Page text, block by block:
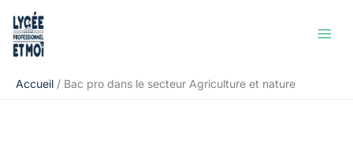
contenu
Accueil Bac pro dans le secteur Agriculture et nature
Rechercher